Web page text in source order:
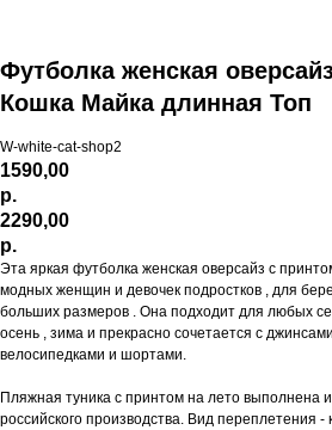
Футболка женская
Кошка Майка длинная Топ
W-white-cat-shop2
1590,00
р.
2290,00
р.
Эта яркая футболка женская оверсайз с
модных женщин и девочек подростков , для
больших размеров . Она подходит для любых
осень , зима и прекрасно сочетается с
велосипедками и шортами.
Пляжная туника с принтом на лето выполнена
российского производства. Вид переплетения -